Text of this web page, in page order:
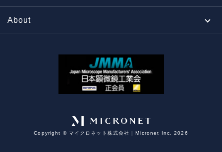
About
Copyright ©︎ マイクロネット株式会社 | Micronet Inc. 2026